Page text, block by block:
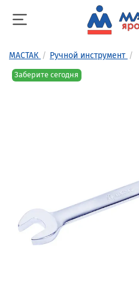
МАСТАК Ручной инструмент
Заберите сегодня